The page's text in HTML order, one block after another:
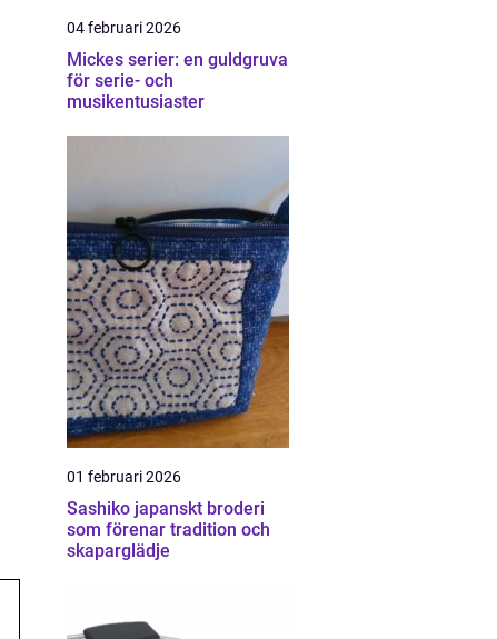
04 februari 2026
Mickes serier: en guldgruva
för serie- och
musikentusiaster
01 februari 2026
Sashiko japanskt broderi
som förenar tradition och
skaparglädje